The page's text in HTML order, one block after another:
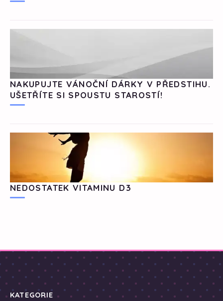
NAKUPUJTE VÁNOČNÍ DÁRKY V PŘEDSTIHU.
UŠETŘÍTE SI SPOUSTU STAROSTÍ!
NEDOSTATEK VITAMINU D3
KATEGORIE